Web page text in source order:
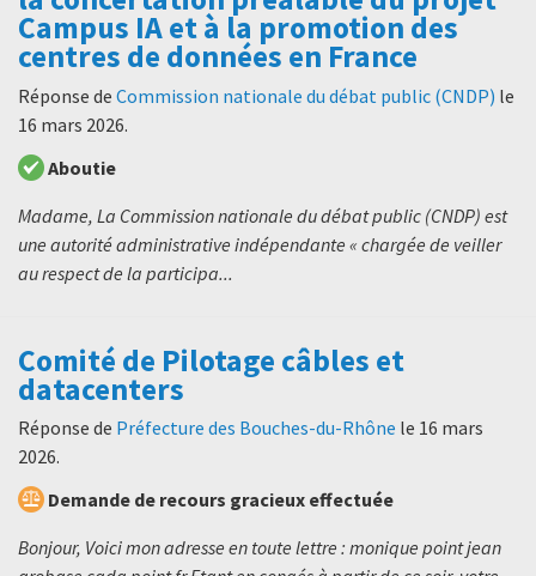
Campus IA et à la promotion des
centres de données en France
Réponse de Commission nationale du débat public (CNDP) le
16 mars 2026.
Aboutie
Madame, La Commission nationale du débat public (CNDP) est
une autorité administrative indépendante « chargée de veiller
au respect de la participa...
Comité de Pilotage câbles et
datacenters
Réponse de Préfecture des Bouches-du-Rhône le 16 mars
2026.
Demande de recours gracieux effectuée
Bonjour, Voici mon adresse en toute lettre : monique point jean